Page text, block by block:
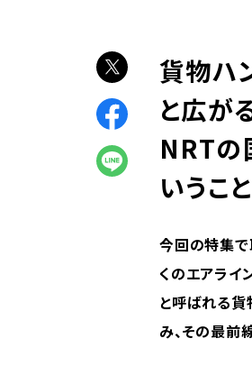
貨物ハ
と広が
NRTの
いうこと
今回の特集で
くのエアライ
と呼ばれる貨
み、その最前